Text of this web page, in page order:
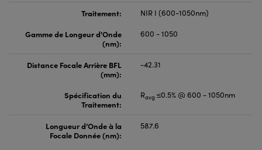
Traitement:
NIR I (600-1050nm)
Gamme de Longeur d'Onde
(nm):
600 - 1050
Distance Focale Arrière BFL
(mm):
-42.31
Spécification du
Traitement:
Ravg ≤0.5% @ 600 - 1050nm
Longueur d’Onde à la
Focale Donnée (nm):
587.6